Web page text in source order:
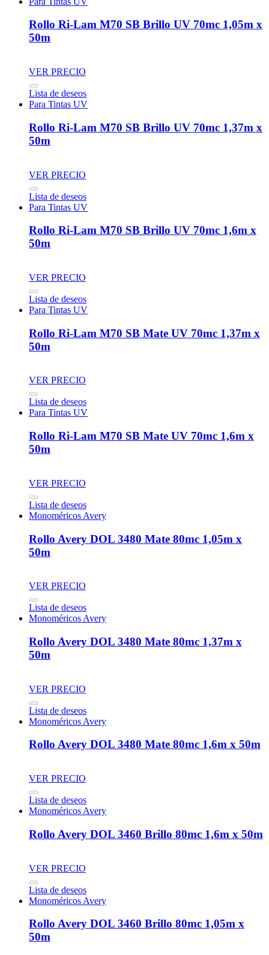
Rollo Ri-Lam M70 SB Brillo UV 70mc 1,05m x
50m
VER PRECIO
Lista de deseos
Para Tintas UV
Rollo Ri-Lam M70 SB Brillo UV 70mc 1,37m x
50m
VER PRECIO
Lista de deseos
Para Tintas UV
Rollo Ri-Lam M70 SB Brillo UV 70mc 1,6m x
50m
VER PRECIO
Lista de deseos
Para Tintas UV
Rollo Ri-Lam M70 SB Mate UV 70mc 1,37m x
50m
VER PRECIO
Lista de deseos
Para Tintas UV
Rollo Ri-Lam M70 SB Mate UV 70mc 1,6m x
50m
VER PRECIO
Lista de deseos
Monoméricos Avery
Rollo Avery DOL 3480 Mate 80mc 1,05m x
50m
VER PRECIO
Lista de deseos
Monoméricos Avery
Rollo Avery DOL 3480 Mate 80mc 1,37m x
50m
VER PRECIO
Lista de deseos
Monoméricos Avery
Rollo Avery DOL 3480 Mate 80mc 1,6m x 50m
VER PRECIO
Lista de deseos
Monoméricos Avery
Rollo Avery DOL 3460 Brillo 80mc 1,6m x 50m
VER PRECIO
Lista de deseos
Monoméricos Avery
Rollo Avery DOL 3460 Brillo 80mc 1,05m x
50m